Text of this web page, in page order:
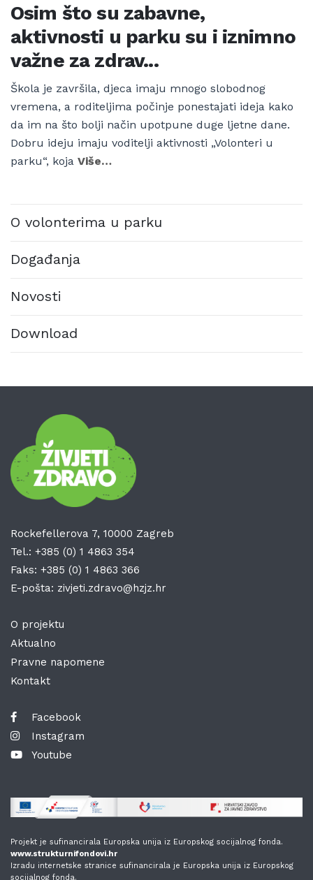
O volonterima u parku
Događanja
Novosti
Download
Osim što su zabavne,
aktivnosti u parku su i iznimno
važne za zdrav...
Škola je završila, djeca imaju mnogo slobodnog
vremena, a roditeljima počinje ponestajati ideja kako
da im na što bolji način upotpune duge ljetne dane.
Dobru ideju imaju voditelji aktivnosti „Volonteri u
parku“, koja Više…
Rockefellerova 7, 10000 Zagreb
Tel.: +385 (0) 1 4863 354
Faks: +385 (0) 1 4863 366
E-pošta: zivjeti.zdravo@hzjz.hr
O projektu
Aktualno
Pravne napomene
Kontakt
Facebook
Instagram
Youtube
Projekt je sufinancirala Europska unija iz Europskog socijalnog fonda.
www.strukturnifondovi.hr
Izradu internetske stranice sufinancirala je Europska unija iz Europskog
socijalnog fonda.